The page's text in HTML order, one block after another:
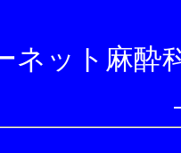
ネット麻酔